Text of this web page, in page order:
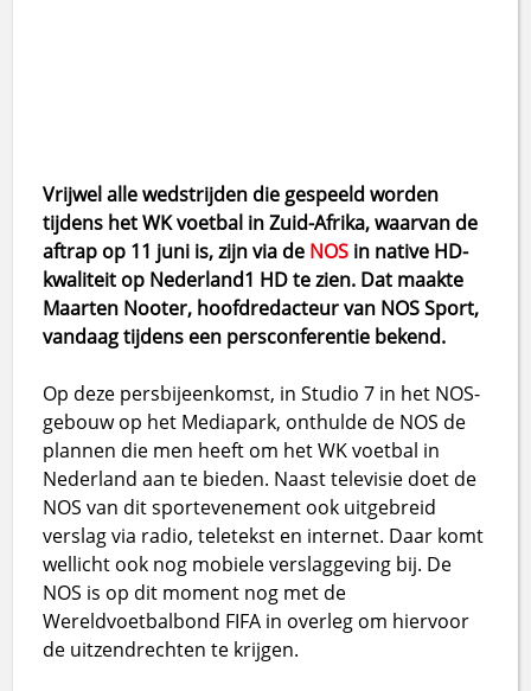
Vrijwel alle wedstrijden die gespeeld worden
tijdens het WK voetbal in Zuid-Afrika, waarvan de
aftrap op 11 juni is, zijn via de NOS in native HD-
kwaliteit op Nederland1 HD te zien. Dat maakte
Maarten Nooter, hoofdredacteur van NOS Sport,
vandaag tijdens een persconferentie bekend.
Op deze persbijeenkomst, in Studio 7 in het NOS-
gebouw op het Mediapark, onthulde de NOS de
plannen die men heeft om het WK voetbal in
Nederland aan te bieden. Naast televisie doet de
NOS van dit sportevenement ook uitgebreid
verslag via radio, teletekst en internet. Daar komt
wellicht ook nog mobiele verslaggeving bij. De
NOS is op dit moment nog met de
Wereldvoetbalbond FIFA in overleg om hiervoor
de uitzendrechten te krijgen.